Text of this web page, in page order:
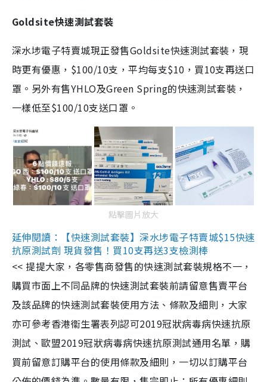
Goldsite快速測試套裝
深水埗電子特賣城現正發售Goldsite快速測試套裝，現
時更有優惠，$100/10支，平均每支$10，買10支再送口
罩。另外有售YHLO及Green Spring的快速測試套裝，
一樣低至$100/10支送口罩。
點擊圖片放大
延伸閱讀：【快速測試套裝】深水埗電子特賣城$15快速
抗原測試劑 現貨發售！買10支再送3支檢測棒
<< 提提大家，各零售商發售的快速測試套裝規格不一，
購買市面上不同品牌的快速測試套裝前請留意售賣平台
及該品牌的快速測試套裝使用方法、條款及細則，大家
亦可參考香港衞生署表列認可2019冠狀病毒病快速抗原
測試、歐盟2019冠狀病毒病快速抗原測試通用名單，購
買前留意訂購平台的使用條款及細則，一切以訂購平台